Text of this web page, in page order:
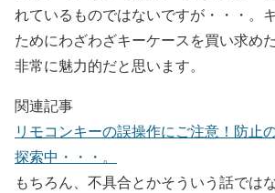
れているものではないですが・・・。
ためにわざわざキーケースを買い求め
非常に魅力的だと思います。
関連記事
リモコンキーの誤操作にご注意！防止
探索中・・・。
もちろん、不具合とかそういう話では